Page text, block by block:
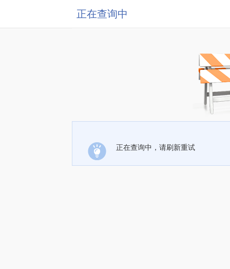
正在查询中
正在查询中，请刷新重试